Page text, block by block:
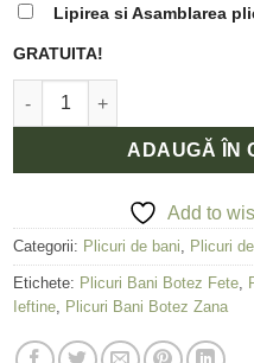
Lipirea si Asamblarea
GRATUITA!
Cantitate Plic de Bani Botez
ADAUGĂ ÎN
Add to
Categorii: Plicuri de bani Plicuri
Etichete: Plicuri Bani Botez Fete
Ieftine
Plicuri Bani Botez Zana